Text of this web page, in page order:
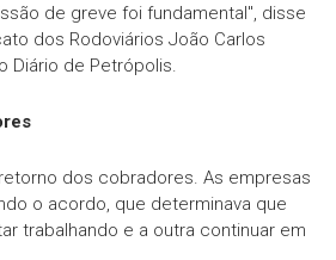
de greve foi fundamental", disse
dos Rodoviários João Carlos
Diário de Petrópolis.
dos cobradores. As empresas
o acordo, que determinava que
trabalhando e a outra continuar em